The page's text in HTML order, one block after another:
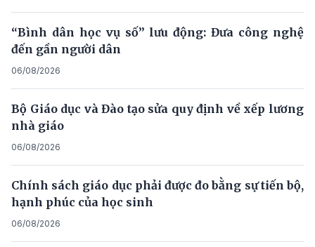
“Bình dân học vụ số” lưu động: Đưa công nghệ
đến gần người dân
06/08/2026
Bộ Giáo dục và Đào tạo sửa quy định về xếp lương
nhà giáo
06/08/2026
Chính sách giáo dục phải được đo bằng sự tiến bộ,
hạnh phúc của học sinh
06/08/2026